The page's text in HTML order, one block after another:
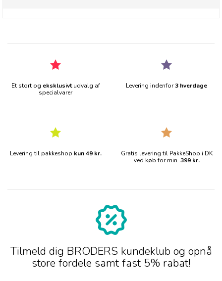
Et stort og eksklusivtudvalg af
specialvarer
Levering indenfor3 hverdage
Levering til pakkeshop kun 49 kr.
Gratis levering til PakkeShop i DK
ved køb for min. 399 kr.
Tilmeld dig BRODERS kundeklub og opnå
store fordele samt fast 5% rabat!